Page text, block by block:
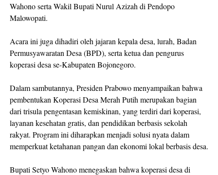
Wahono serta Wakil Bupati Nurul Azizah di Pendopo
Malowopati.
Acara ini juga dihadiri oleh jajaran kepala desa, lurah, Badan
Permusyawaratan Desa (BPD), serta ketua dan pengurus
koperasi desa se-Kabupaten Bojonegoro.
Dalam sambutannya, Presiden Prabowo menyampaikan bahwa
pembentukan Koperasi Desa Merah Putih merupakan bagian
dari trisula pengentasan kemiskinan, yang terdiri dari koperasi,
layanan kesehatan gratis, dan pendidikan berbasis sekolah
rakyat. Program ini diharapkan menjadi solusi nyata dalam
memperkuat ketahanan pangan dan ekonomi lokal berbasis desa.
Bupati Setyo Wahono menegaskan bahwa koperasi desa di